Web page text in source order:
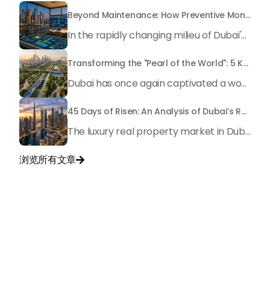
Beyond Maintenance: How Preventive Money Governance is Transforming Dubai Real Estate
In the rapidly changing milieu of Dubai's real estate sector, the year 2026 has triggered a substantial change in baggage handling practices. We have progressed beyond time when asset handling is simply a matter of "repairing leaks" or "accumulating bills". Currently, prudent businesses, builders and residents expect a more enhanced priority: preventive money governance.
Transforming the "Pearl of the World": 5 Key Projects Shaping Dubai's Future in 2026
Dubai has once again captivated a worldwide target audience with several groundbreaking mega-works that redefine the boundaries of engineering, sustainability and urban living. As we progress to May 2026, these ventures are evolving from bold ideas into concrete realities, cementing Dubai’s role as a worldwide leader in innovation and smart metropolitan development. From the depths of the ocean to the heights of the skyline, here's a complete examination of 5 massive projects that could currently make the emirate work again.
45 Days of Risen: An Analysis of Dubai’s Remarkable Growth in Ultra-Luxury Real Estate
The luxury real property market in Dubai is experiencing a remarkable upward push, strengthening its position as the leading worldwide hub for high-internet value investors. By the end of April 2026, the market has proven formidable resilience and growth, fueled by a blend of world-class infrastructure, strategic financial policies and a remarkable way of life worldwide Presented below is a complete analysis of the contemporary state of the ultra-luxury sector in Dubai, and the number one factors contributing to this historic momentum.
浏览所有文章